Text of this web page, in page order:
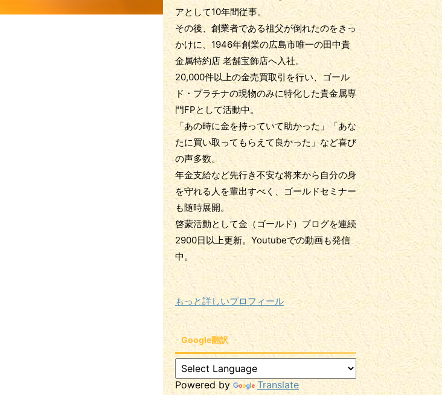
アとして10年間従事。
その後、創業者である祖父が倒れたのをきっ
かけに、1946年創業の広島市唯一の田中貴
金属特約店 老舗宝飾店へ入社。
20,000件以上の金売買取引を行い、ゴール
ド・プラチナの現物のみに特化した貴金属専
門FPとして活動中。
「あの時に金を持っていて助かった」「あな
たに買い取ってもらえて良かった」など喜び
の声多数。
年金支給など先行き不安な将来から自分の身
を守れる人を輩出すべく、ゴールドセミナー
も随時展開。
啓蒙活動として金（ゴールド）ブログを連続
2900日以上更新。Youtubeでの動画も発信
中。
もっと詳しいプロフィール
Google翻訳
Powered by Translate